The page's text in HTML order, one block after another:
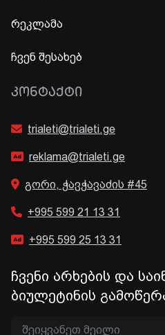
რეკლამა
ჩვენ შესახებ
ᲙᲝᲜᲢᲐᲥᲢᲘ
trialeti@trialeti.ge
reklama@trialeti.ge
გორი, ჭავჭავაძის #45
+995 599 21 13 31
+995 599 25 13 31
ჩვენი არხების და
ბიულეტინის